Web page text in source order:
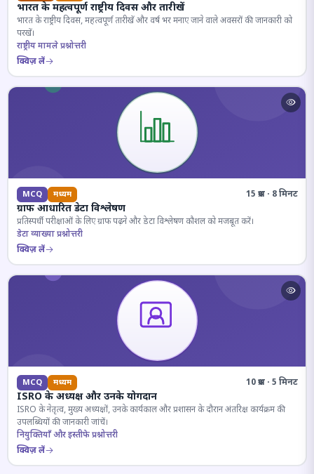
भारत के महत्वपूर्ण राष्ट्रीय दिवस और तारीखें
भारत के राष्ट्रीय दिवस, महत्वपूर्ण तारीखें और वर्ष भर मनाए जाने वाले अवसरों की जानकारी को
परखें।
राष्ट्रीय मामले प्रश्नोत्तरी
क्विज़ लें
MCQ मध्यम 15 प्रश्न · 8 मिनट
ग्राफ आधारित डेटा विश्लेषण
प्रतिस्पर्धी परीक्षाओं के लिए ग्राफ पढ़ने और डेटा विश्लेषण कौशल को मजबूत करें।
डेटा व्याख्या प्रश्नोत्तरी
क्विज़ लें
MCQ मध्यम 10 प्रश्न · 5 मिनट
ISRO के अध्यक्ष और उनके योगदान
ISRO के नेतृत्व, मुख्य अध्यक्षों, उनके कार्यकाल और प्रशासन के दौरान अंतरिक्ष कार्यक्रम की
उपलब्धियों की जानकारी जांचें।
नियुक्तियाँ और इस्तीफे प्रश्नोत्तरी
क्विज़ लें